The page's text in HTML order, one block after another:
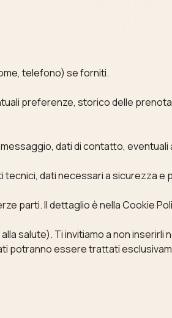
telefono) se forniti.
preferenze, storico delle
dati di contatto, eventuali
dati necessari a sicurezza
parti. Il dettaglio è nella Cookie
salute). Ti invitiamo a non inserirli
potranno essere trattati